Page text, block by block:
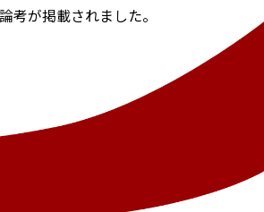
考が掲載されました。